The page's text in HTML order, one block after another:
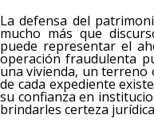
La defensa del
mucho más que
puede representar el
operación fraudulenta
una vivienda, un terreno
de cada expediente
su confianza en
brindarles certeza